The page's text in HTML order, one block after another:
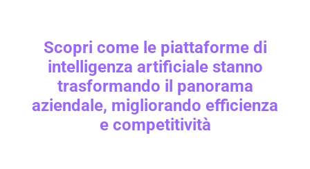
Scopri come le piattaforme di
intelligenza artificiale stanno
trasformando il panorama
aziendale, migliorando efficienza
e competitività